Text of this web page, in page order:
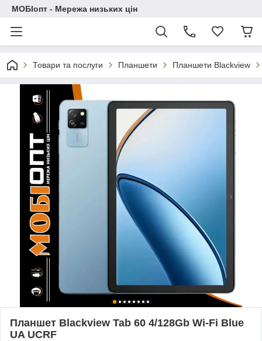
МОБІопт - Мережа низьких цін
Товари та послуги Планшети Планшети Blackview
Планшет Blackview Tab 60 4/128Gb Wi-Fi Blue
UA UCRF